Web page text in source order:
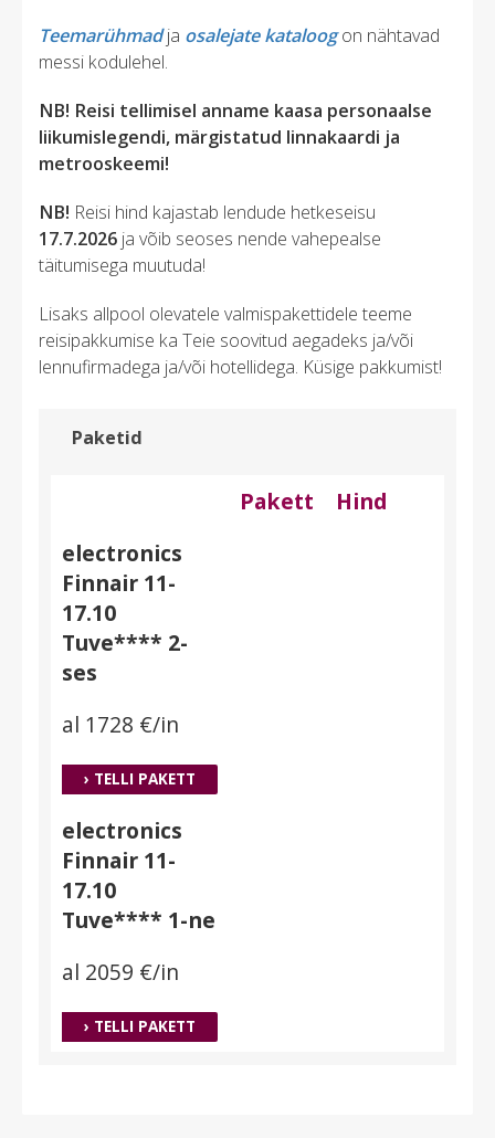
Teemarühmad ja osalejate kataloogon nähtavad
messi kodulehel.
NB! Reisi tellimisel anname kaasa personaalse
liikumislegendi, märgistatud linnakaardi ja
metrooskeemi!
NB! Reisi hind kajastab lendude hetkeseisu
17.7.2026 ja võib seoses nende vahepealse
täitumisega muutuda!
Lisaks allpool olevatele valmispakettidele teeme
reisipakkumise ka Teie soovitud aegadeks ja/või
lennufirmadega ja/või hotellidega. Küsige pakkumist!
Paketid
Pakett
Hind
electronics
Finnair 11-
17.10
Tuve**** 2-
ses
al 1728 €/in
› TELLI PAKETT
electronics
Finnair 11-
17.10
Tuve**** 1-ne
al 2059 €/in
› TELLI PAKETT